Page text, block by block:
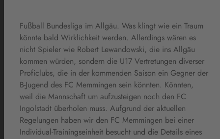
Fußball Bundesliga im Allgäu. Was klingt wie ein Traum
könnte bald Wirklichkeit werden. Allerdings wären es
nicht Spieler wie Robert Lewandowski, die ins Allgäu
kommen würden, sondern die U17 Vertretungen diverser
Proficlubs, die in der kommenden Saison ein Gegner der
B-Jugend des FC Memmingen sein könnten. Könnten,
weil die Mannschaft um aufzusteigen noch den FC
Ingolstadt überholen muss. Aufgrund der aktuellen
Regelungen haben wir den FC Memmingen bei einer
Individual-Trainingseinheit besucht und die Details eines